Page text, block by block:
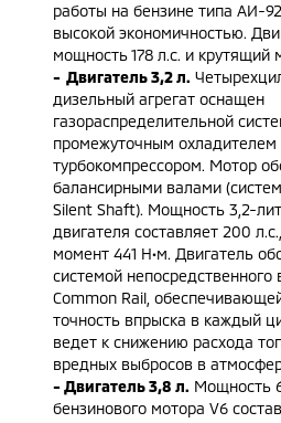
работы на бензине типа АИ-
высокой экономичностью.
мощность 178 л.с. и крутящий
- Двигатель 3,2 л.
дизельный агрегат оснащен
газораспределительной
промежуточным охладителем
турбокомпрессором. Мотор
балансирными валами
Silent Shaft). Мощность 3,2-
двигателя составляет 200
момент 441 Н•м. Двигатель
системой непосредственного
Common Rail,
точность впрыска в каждый
ведет к снижению расхода
вредных выбросов в
- Двигатель 3,8 л. Мощность
бензинового мотора V6